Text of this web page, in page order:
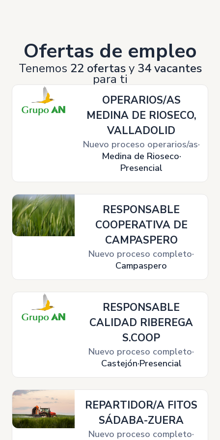
Ofertas de empleo
Tenemos 22 ofertasy 34 vacantes
para ti
OPERARIOS/AS
MEDINA DE RIOSECO,
VALLADOLID
Nuevo proceso operarios/as
Medina de Rioseco
Presencial
RESPONSABLE
COOPERATIVA DE
CAMPASPERO
Nuevo proceso completo
Campaspero
RESPONSABLE
CALIDAD RIBEREGA
S.COOP
Nuevo proceso completo
Castejón Presencial
REPARTIDOR/A FITOS
SÁDABA-ZUERA
Nuevo proceso completo